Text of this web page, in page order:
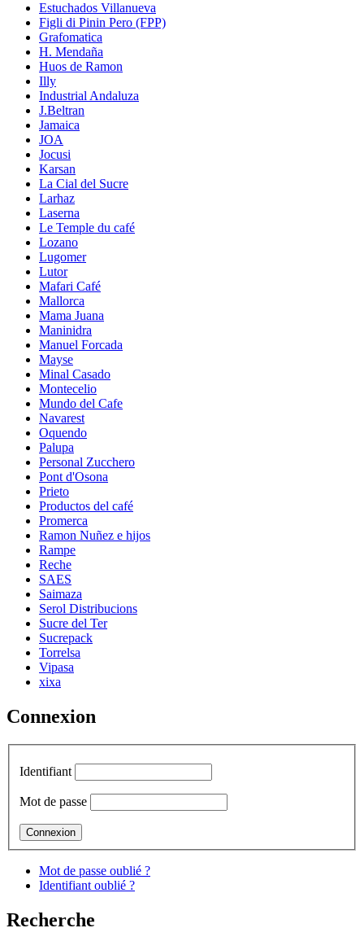
Estuchados Villanueva
Figli di Pinin Pero (FPP)
Grafomatica
H. Mendaña
Huos de Ramon
Illy
Industrial Andaluza
J.Beltran
Jamaica
JOA
Jocusi
Karsan
La Cial del Sucre
Larhaz
Laserna
Le Temple du café
Lozano
Lugomer
Lutor
Mafari Café
Mallorca
Mama Juana
Maninidra
Manuel Forcada
Mayse
Minal Casado
Montecelio
Mundo del Cafe
Navarest
Oquendo
Palupa
Personal Zucchero
Pont d'Osona
Prieto
Productos del café
Promerca
Ramon Nuñez e hijos
Rampe
Reche
SAES
Saimaza
Serol Distribucions
Sucre del Ter
Sucrepack
Torrelsa
Vipasa
xixa
Connexion
Identifiant
Mot de passe
Mot de passe oublié ?
Identifiant oublié ?
Recherche